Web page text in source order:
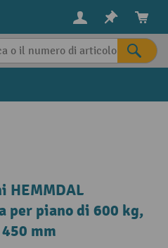
HEMMDAL
per piano di 600 kg,
mm